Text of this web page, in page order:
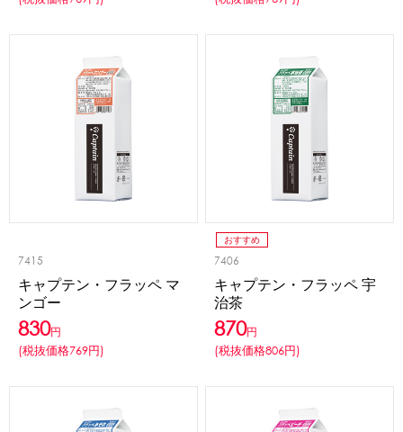
7415
キャプテン・フラッペ マ
ンゴー
830円
(税抜価格769円)
おすすめ
7406
キャプテン・フラッペ 宇
治茶
870円
(税抜価格806円)